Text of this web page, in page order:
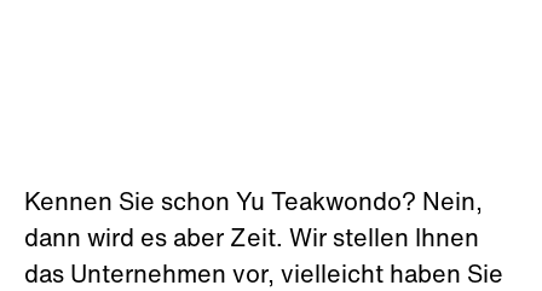
Kennen Sie schon Yu Teakwondo? Nein,
dann wird es aber Zeit. Wir stellen Ihnen
das Unternehmen vor, vielleicht haben Sie